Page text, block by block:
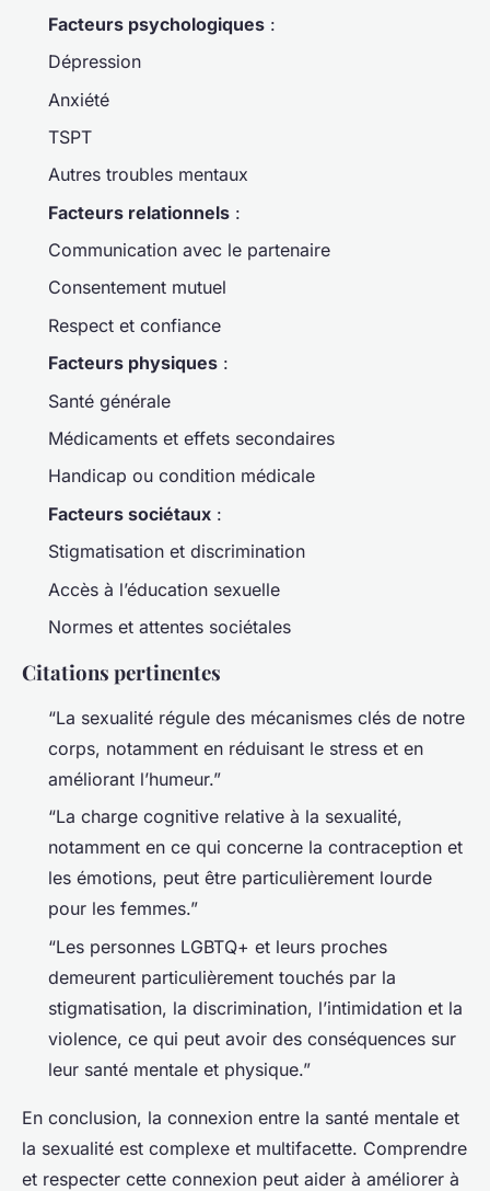
Facteurs psychologiques :
Dépression
Anxiété
TSPT
Autres troubles mentaux
Facteurs relationnels :
Communication avec le partenaire
Consentement mutuel
Respect et confiance
Facteurs physiques :
Santé générale
Médicaments et effets secondaires
Handicap ou condition médicale
Facteurs sociétaux :
Stigmatisation et discrimination
Accès à l’éducation sexuelle
Normes et attentes sociétales
Citations pertinentes
“La sexualité régule des mécanismes clés de notre
corps, notamment en réduisant le stress et en
améliorant l’humeur.”
“La charge cognitive relative à la sexualité,
notamment en ce qui concerne la contraception et
les émotions, peut être particulièrement lourde
pour les femmes.”
“Les personnes LGBTQ+ et leurs proches
demeurent particulièrement touchés par la
stigmatisation, la discrimination, l’intimidation et la
violence, ce qui peut avoir des conséquences sur
leur santé mentale et physique.”
En conclusion, la connexion entre la santé mentale et
la sexualité est complexe et multifacette. Comprendre
et respecter cette connexion peut aider à améliorer à